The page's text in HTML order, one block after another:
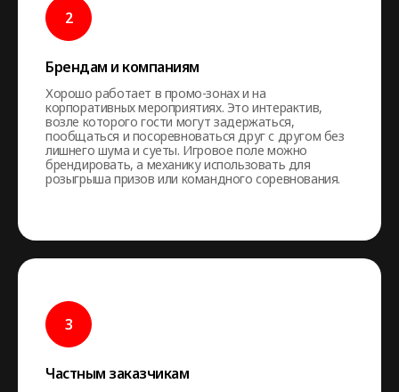
Брендам и компаниям
Хорошо работает в промо-зонах и на
корпоративных мероприятиях. Это интерактив,
возле которого гости могут задержаться,
пообщаться и посоревноваться друг с другом без
лишнего шума и суеты. Игровое поле можно
брендировать, а механику использовать для
розыгрыша призов или командного соревнования.
Частным заказчикам